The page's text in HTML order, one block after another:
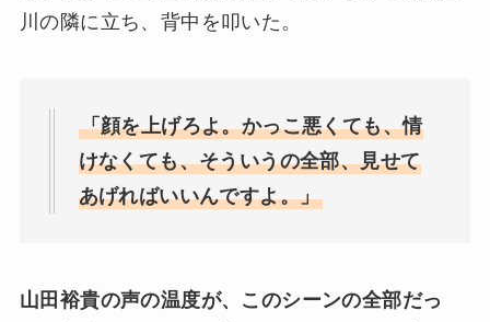
川の隣に立ち、背中を叩いた。
「顔を上げろよ。かっこ悪くても、情
けなくても、そういうの全部、見せて
あげればいいんですよ。」
山田裕貴の声の温度が、このシーンの全部だっ